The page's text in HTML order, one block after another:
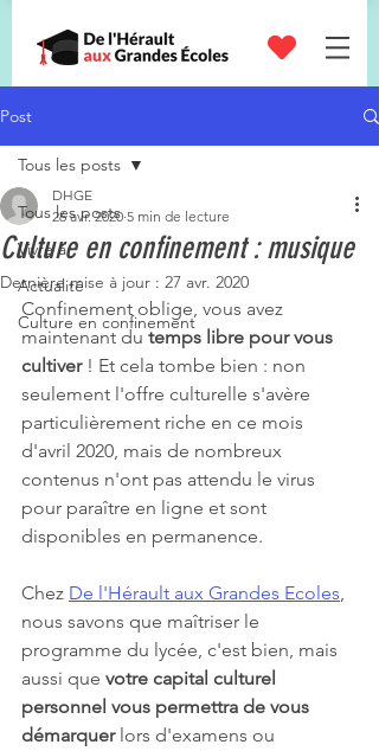
SCIENTIFIQUES
Post
Tous les posts
Vivre à
Actualité
Culture en confinement
Tous les posts
Culture en confinement : musique
DHGE
26 avr. 2020 5 min de lecture
Dernière mise à jour : 27 avr. 2020
Confinement oblige, vous avez
maintenant du temps libre pour vous
cultiver ! Et cela tombe bien : non
seulement l'offre culturelle s'avère
particulièrement riche en ce mois
d'avril 2020, mais de nombreux
contenus n'ont pas attendu le virus
pour paraître en ligne et sont
disponibles en permanence.
Chez De l'Hérault aux Grandes Ecoles,
nous savons que maîtriser le
programme du lycée, c'est bien, mais
aussi que votre capital culturel
personnel vous permettra de vous
démarquer lors d'examens ou